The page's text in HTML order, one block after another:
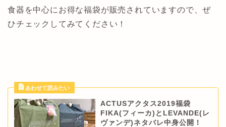
食器を中心にお得な福袋が販売されていますので、ぜ
ひチェックしてみてください！
ACTUSアクタス2019福袋
FIKA(フィーカ)とLEVANDE(レ
ヴァンデ)ネタバレ中身公開！